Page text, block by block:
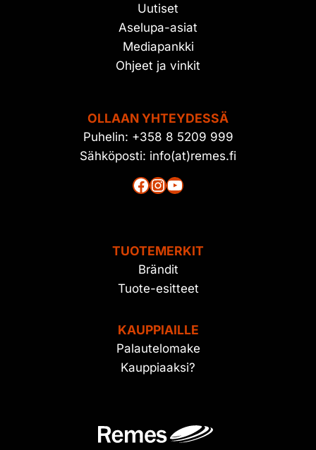
Uutiset
Aselupa-asiat
Mediapankki
Ohjeet ja vinkit
OLLAAN YHTEYDESSÄ
Puhelin: +358 8 5209 999
Sähköposti: info(at)remes.fi
Facebook
Instagram
YouTube
TUOTEMERKIT
Brändit
Tuote-esitteet
KAUPPIAILLE
Palautelomake
Kauppiaaksi?